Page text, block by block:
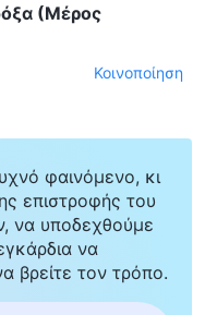
(Μέρος
Κοινοποίηση
φαινόμενο, κι
επιστροφής του
να υποδεχθούμε
να
βρείτε τον τρόπο.